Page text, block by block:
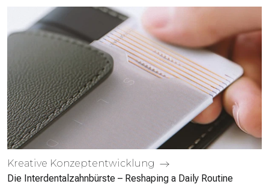
Kreative Konzept­entwicklung
Die Interdental­zahnbürste – Reshaping a Daily Routine